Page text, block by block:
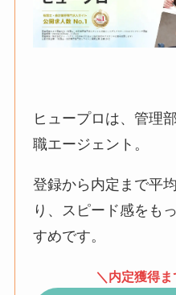
ヒュープロは、管理
職エージェント。
登録から内定まで平
り、スピード感をも
すめです。
＼内定獲得